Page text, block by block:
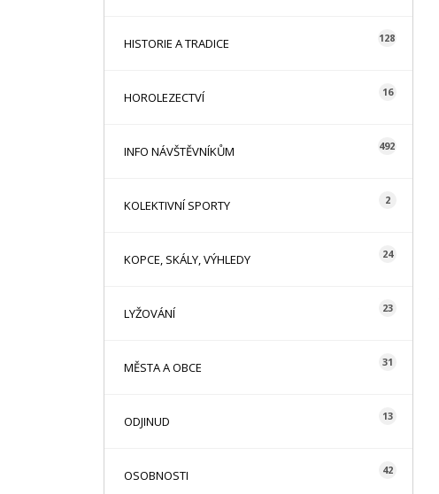
HISTORIE A TRADICE 128
HOROLEZECTVÍ 16
INFO NÁVŠTĚVNÍKŮM 492
KOLEKTIVNÍ SPORTY 2
KOPCE, SKÁLY, VÝHLEDY 24
LYŽOVÁNÍ 23
MĚSTA A OBCE 31
ODJINUD 13
OSOBNOSTI 42